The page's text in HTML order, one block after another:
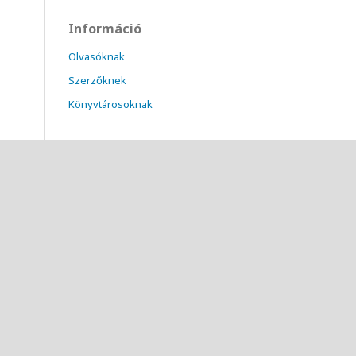
Információ
Olvasóknak
Szerzőknek
Könyvtárosoknak